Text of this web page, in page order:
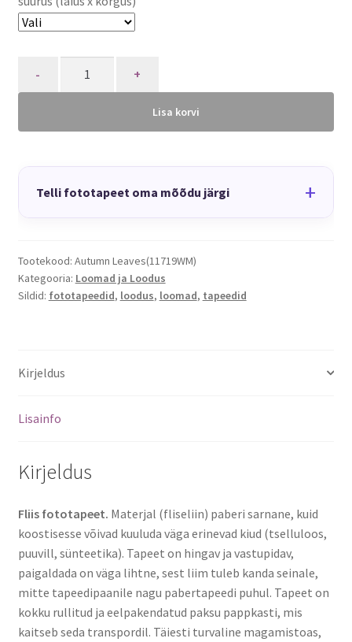
Lisa korvi
Telli fototapeet oma mõõdu järgi +
Tootekood: Autumn Leaves(11719WM)
Kategooria: Loomad ja Loodus
Sildid: fototapeedid, loodus, loomad, tapeedid
Kirjeldus
Lisainfo
Kirjeldus
Fliis fototapeet. Materjal (fliseliin) paberi sarnane, kuid
koostisesse võivad kuuluda väga erinevad kiud (tselluloos,
puuvill, sünteetika). Tapeet on hingav ja vastupidav,
paigaldada on väga lihtne, sest liim tuleb kanda seinale,
mitte tapeedipaanile nagu pabertapeedi puhul. Tapeet on
kokku rullitud ja eelpakendatud paksu pappkasti, mis
kaitseb seda transpordil. Täiesti turvaline magamistoas,